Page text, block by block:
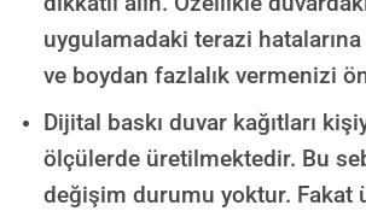
uygulamadaki terazi
ve boydan fazlalık vermenizi
Dijital baskı duvar kağıtları
ölçülerde üretilmektedir. Bu
değişim durumu yoktur. Fakat